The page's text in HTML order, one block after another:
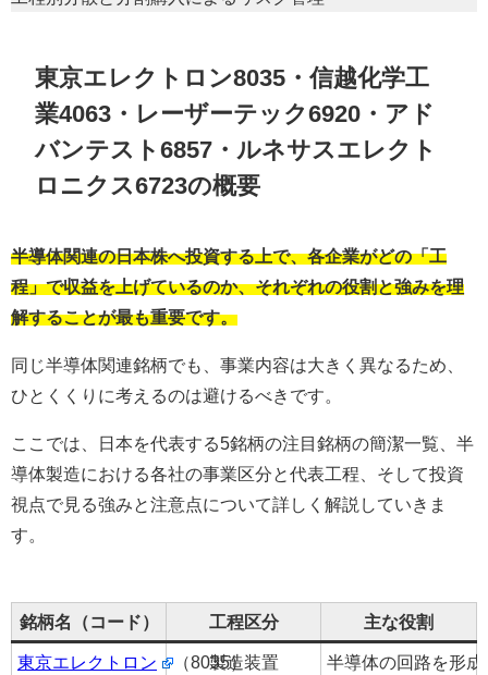
東京エレクトロン8035・信越化学工
業4063・レーザーテック6920・アド
バンテスト6857・ルネサスエレクト
ロニクス6723の概要
半導体関連の日本株へ投資する上で、各企業がどの「工
程」で収益を上げているのか、それぞれの役割と強みを理
解することが最も重要です。
同じ半導体関連銘柄でも、事業内容は大きく異なるため、
ひとくくりに考えるのは避けるべきです。
ここでは、日本を代表する5銘柄の注目銘柄の簡潔一覧、半
導体製造における各社の事業区分と代表工程、そして投資
視点で見る強みと注意点について詳しく解説していきま
す。
銘柄名（コード） 工程区分 主な役割
東京エレクトロン （8035）
製造装置 半導体の回路を形